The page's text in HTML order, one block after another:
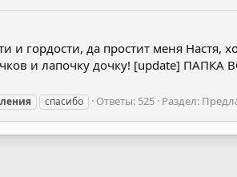
и гордости, да простит меня
и лапочку дочку! [update]
спасибо Ответы: 525 Раздел: